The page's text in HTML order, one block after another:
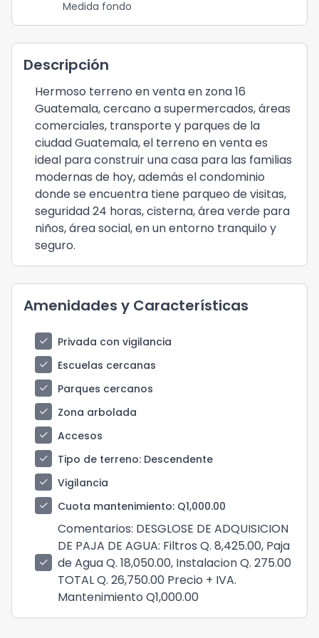
Medida fondo
Descripción
Hermoso terreno en venta en zona 16
Guatemala, cercano a supermercados, áreas
comerciales, transporte y parques de la
ciudad Guatemala, el terreno en venta es
ideal para construir una casa para las familias
modernas de hoy, además el condominio
donde se encuentra tiene parqueo de visitas,
seguridad 24 horas, cisterna, área verde para
niños, área social, en un entorno tranquilo y
seguro.
Amenidades y Características
check
Privada con vigilancia
check
Escuelas cercanas
check
Parques cercanos
check
Zona arbolada
check
Accesos
check
Tipo de terreno: Descendente
check
Vigilancia
check
Cuota mantenimiento: Q1,000.00
check
Comentarios: DESGLOSE DE ADQUISICION
DE PAJA DE AGUA: Filtros Q. 8,425.00, Paja
de Agua Q. 18,050.00, Instalacion Q. 275.00
TOTAL Q. 26,750.00 Precio + IVA.
Mantenimiento Q1,000.00